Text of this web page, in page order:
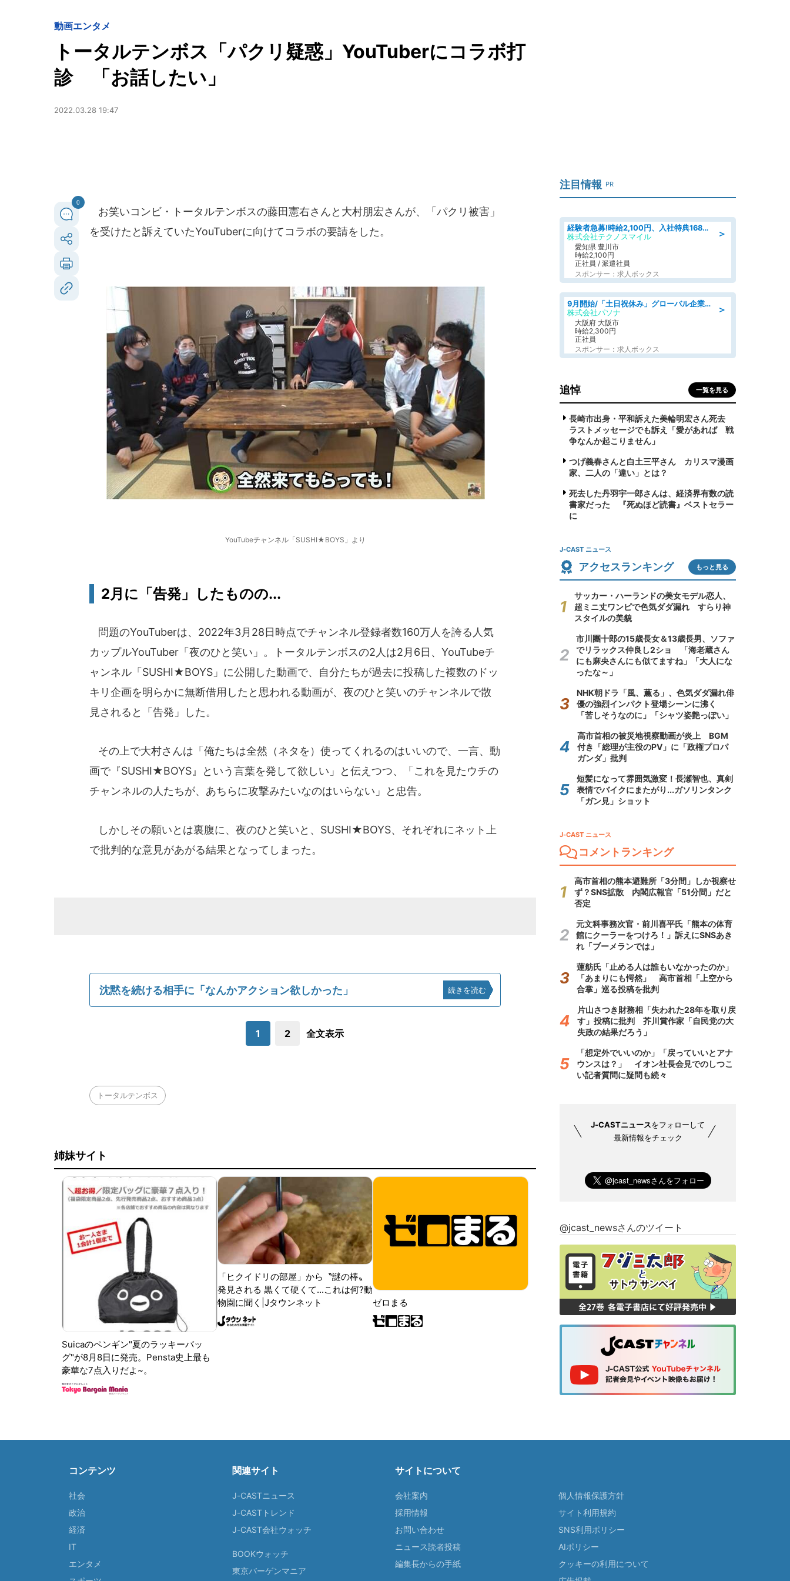
動画エンタメ
トータルテンボス「パクリ疑惑」YouTuberにコラボ打
診 「お話したい」
2022.03.28 19:47
0
お笑いコンビ・トータルテンボスの藤田憲右さんと大村朋宏さんが、「パクリ被害」
を受けたと訴えていたYouTuberに向けてコラボの要請をした。
YouTubeチャンネル「SUSHI★BOYS」より
2月に「告発」したものの...
問題のYouTuberは、2022年3月28日時点でチャンネル登録者数160万人を誇る人気
カップルYouTuber「夜のひと笑い」。トータルテンボスの2人は2月6日、YouTubeチ
ャンネル「SUSHI★BOYS」に公開した動画で、自分たちが過去に投稿した複数のドッ
キリ企画を明らかに無断借用したと思われる動画が、夜のひと笑いのチャンネルで散
見されると「告発」した。
その上で大村さんは「俺たちは全然（ネタを）使ってくれるのはいいので、一言、動
画で『SUSHI★BOYS』という言葉を発して欲しい」と伝えつつ、「これを見たウチの
チャンネルの人たちが、あちらに攻撃みたいなのはいらない」と忠告。
しかしその願いとは裏腹に、夜のひと笑いと、SUSHI★BOYS、それぞれにネット上
で批判的な意見があがる結果となってしまった。
沈黙を続ける相手に「なんかアクション欲しかった」 続きを読む
1 2 全文表示
トータルテンボス
姉妹サイト
Suicaのペンギン"夏のラッキーバッ
グ"が8月8日に発売。Pensta史上最も
豪華な7点入りだよ~。
「ヒクイドリの部屋」から〝謎の棒〟
発見される 黒くて硬くて...これは何?動
物園に聞く|Jタウンネット
ゼロまる
注目情報 PR
＞
経験者急募!時給2,100円、入社特典168万円の自動車製造業務/トヨタ自動車/tutumi
株式会社テクノスマイル
愛知県 豊川市
時給2,100円
正社員 / 派遣社員
スポンサー：求人ボックス
＞
9月開始/「土日祝休み」グローバル企業での産業保健のお仕事/保健師/高時給/残業なし/服装自由
株式会社パソナ
大阪府 大阪市
時給2,300円
正社員
スポンサー：求人ボックス
追悼 一覧を見る
長崎市出身・平和訴えた美輪明宏さん死去
ラストメッセージでも訴え「愛があれば 戦
争なんか起こりません」
つげ義春さんと白土三平さん カリスマ漫画
家、二人の「違い」とは？
死去した丹羽宇一郎さんは、経済界有数の読
書家だった 『死ぬほど読書』ベストセラー
に
J-CAST ニュース
アクセスランキング もっと見る
サッカー・ハーランドの美女モデル恋人、
超ミニ丈ワンピで色気ダダ漏れ すらり神
スタイルの美貌
市川團十郎の15歳長女＆13歳長男、ソファ
でリラックス仲良し2ショ 「海老蔵さん
にも麻央さんにも似てますね」「大人にな
ったな～」
NHK朝ドラ「風、薫る」、色気ダダ漏れ俳
優の強烈インパクト登場シーンに沸く
「苦しそうなのに」「シャツ姿艶っぽい」
高市首相の被災地視察動画が炎上 BGM
付き「総理が主役のPV」に「政権プロパ
ガンダ」批判
短髪になって雰囲気激変！長瀬智也、真剣
表情でバイクにまたがり...ガソリンタンク
「ガン見」ショット
J-CAST ニュース
コメントランキング
高市首相の熊本避難所「3分間」しか視察せ
ず？SNS拡散 内閣広報官「51分間」だと
否定
元文科事務次官・前川喜平氏「熊本の体育
館にクーラーをつけろ！」訴えにSNSあき
れ「ブーメランでは」
蓮舫氏「止める人は誰もいなかったのか」
「あまりにも愕然」 高市首相「上空から
合掌」巡る投稿を批判
片山さつき財務相「失われた28年を取り戻
す」投稿に批判 芥川賞作家「自民党の大
失政の結果だろう」
「想定外でいいのか」「戻っていいとアナ
ウンスは？」 イオン社長会見でのしつこ
い記者質問に疑問も続々
J-CASTニュースをフォローして
最新情報をチェック
@jcast_newsさんのツイート
コンテンツ
社会
政治
経済
IT
エンタメ
関連サイト
J-CASTニュース
J-CASTトレンド
J-CAST会社ウォッチ
BOOKウォッチ
東京バーゲンマニア
サイトについて
会社案内
採用情報
お問い合わせ
ニュース読者投稿
編集長からの手紙
個人情報保護方針
サイト利用規約
SNS利用ポリシー
AIポリシー
クッキーの利用について